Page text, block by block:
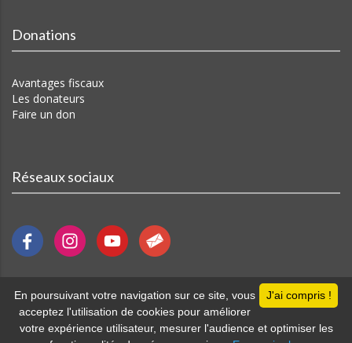
Donations
Avantages fiscaux
Les donateurs
Faire un don
Réseaux sociaux
Accueil Plan du site Mentions légales
Webmaster
J'ai compris !
En poursuivant votre navigation sur ce site, vous
acceptez l'utilisation de cookies pour améliorer
votre expérience utilisateur, mesurer l'audience et optimiser les